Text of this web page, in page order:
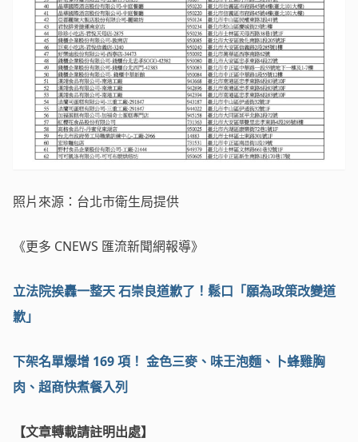
照片來源：台北市衛生局提供
《更多 CNEWS 匯流新聞網報導》
立法院挨轟一整天 石崇良道歉了！鬆口「願為政策改變道
歉」
下架名單爆增 169 項！ 金色三麥、味王泡麵、卜蜂雞胸
肉、超商快煮餐入列
【文章轉載請註明出處】